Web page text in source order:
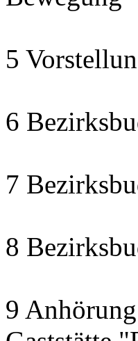
5
6
7
8
9